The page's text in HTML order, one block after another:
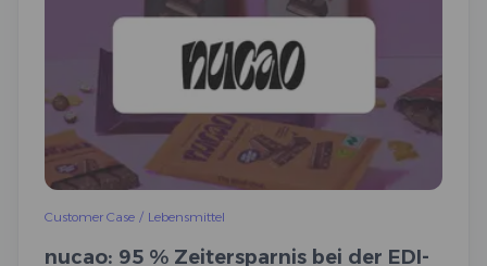
Customer Case / Lebensmittel
nucao: 95 % Zeitersparnis bei der EDI-